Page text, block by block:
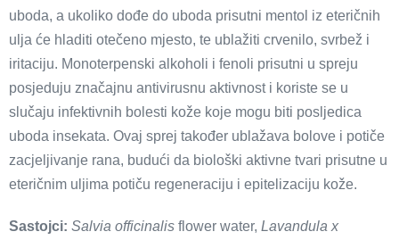
uboda, a ukoliko dođe do uboda prisutni mentol iz eteričnih
ulja će hladiti otečeno mjesto, te ublažiti crvenilo, svrbež i
iritaciju. Monoterpenski alkoholi i fenoli prisutni u spreju
posjeduju značajnu antivirusnu aktivnost i koriste se u
slučaju infektivnih bolesti kože koje mogu biti posljedica
uboda insekata. Ovaj sprej također ublažava bolove i potiče
zacjeljivanje rana, budući da biološki aktivne tvari prisutne u
eteričnim uljima potiču regeneraciju i epitelizaciju kože.
Sastojci: Salvia officinalis flower water, Lavandula x